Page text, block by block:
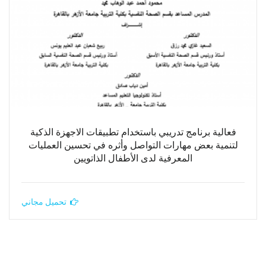
فعالية برنامج تدريبي باستخدام تطبيقات الاجهزة الذكية
لتنمية بعض مهارات التواصل وأثره في تحسين العمليات
المعرفية لدى الأطفال الذاتويين
تحميل مجاني